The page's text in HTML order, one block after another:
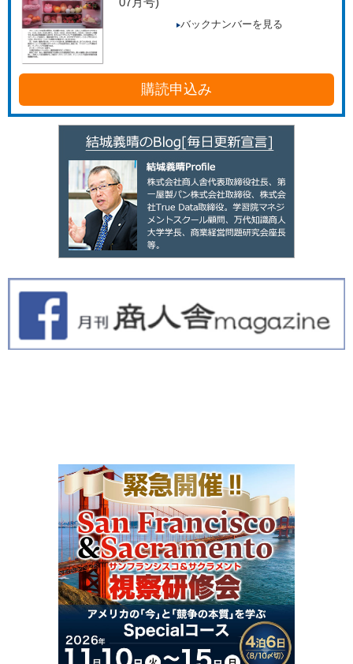
バックナンバーを見る
購読申込み